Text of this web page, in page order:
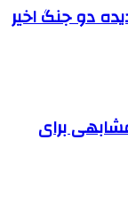
دو جنگ اخیر
برای